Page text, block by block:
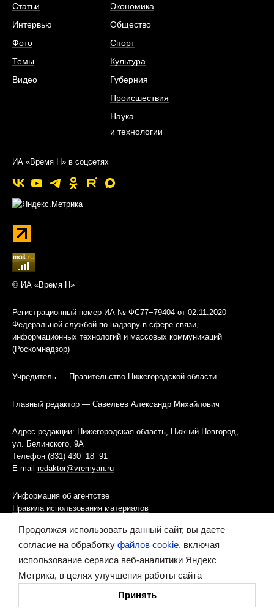
Статьи
Интервью
Фото
Темы
Видео
Экономика
Общество
Спорт
Культура
Губерния
Происшествия
Наука
и технологии
ИА «Время Н» в соцсетях
© ИА «Время Н»
Регистрационный номер ИА № ФС77−79404 от 02.11.2020
Федеральной службой по надзору в сфере связи,
информационных технологий и массовых коммуникаций
(Роскомнадзор)
Учредитель — Правительство Нижегородской области
Главный редактор — Савельев Александр Михайлович
Адрес редакции: Нижегородская область, Нижний Новгород,
ул. Белинского, 9А
Телефон (831) 430−18−91
E-mail redaktor@vremyan.ru
Информация об агентстве
Правила использования материалов
Информационная политика использования «cookies»-файлов
Ресурс содержит материалы 16+
Продолжая использовать данный сайт, вы даете
согласие на обработку файлов cookie, включая
использование сервиса веб-аналитики Яндекс
Метрика, в целях улучшения работы сайта
Принять